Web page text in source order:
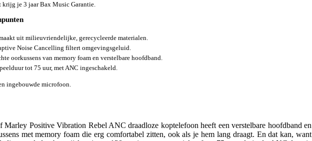
krijg je 3 jaar Bax Music Garantie.
uit milieuvriendelijke, gerecycleerde materialen.
Noise Cancelling filtert omgevingsgeluid.
oorkussens van memory foam en verstelbare hoofdband.
tot 75 uur, met ANC ingeschakeld.
ingebouwde microfoon.
Marley Positive Vibration Rebel ANC draadloze koptelefoon heeft een verstelbare hoofdband en
met memory foam die erg comfortabel zitten, ook als je hem lang draagt. En dat kan, want